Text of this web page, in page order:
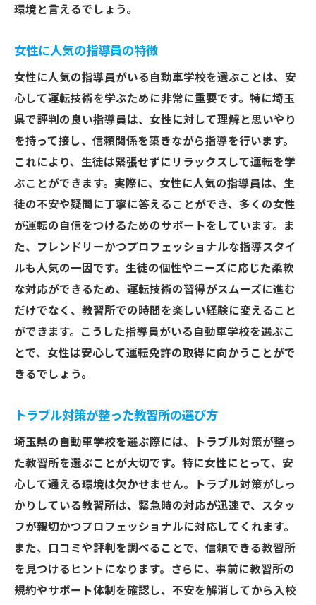
環境と言えるでしょう。
女性に人気の指導員の特徴
女性に人気の指導員がいる自動車学校を選ぶことは、安
心して運転技術を学ぶために非常に重要です。特に埼玉
県で評判の良い指導員は、女性に対して理解と思いやり
を持って接し、信頼関係を築きながら指導を行います。
これにより、生徒は緊張せずにリラックスして運転を学
ぶことができます。実際に、女性に人気の指導員は、生
徒の不安や疑問に丁寧に答えることができ、多くの女性
が運転の自信をつけるためのサポートをしています。ま
た、フレンドリーかつプロフェッショナルな指導スタイ
ルも人気の一因です。生徒の個性やニーズに応じた柔軟
な対応ができるため、運転技術の習得がスムーズに進む
だけでなく、教習所での時間を楽しい経験に変えること
ができます。こうした指導員がいる自動車学校を選ぶこ
とで、女性は安心して運転免許の取得に向かうことがで
きるでしょう。
トラブル対策が整った教習所の選び方
埼玉県の自動車学校を選ぶ際には、トラブル対策が整っ
た教習所を選ぶことが大切です。特に女性にとって、安
心して通える環境は欠かせません。トラブル対策がしっ
かりしている教習所は、緊急時の対応が迅速で、スタッ
フが親切かつプロフェッショナルに対応してくれます。
また、口コミや評判を調べることで、信頼できる教習所
を見つけるヒントになります。さらに、事前に教習所の
規約やサポート体制を確認し、不安を解消してから入校